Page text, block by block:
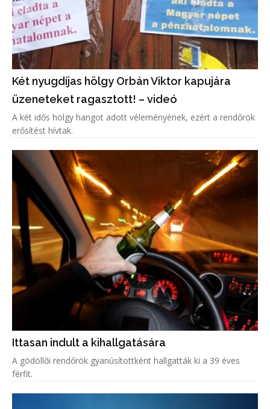
Két nyugdíjas hölgy Orbán Viktor kapujára
üzeneteket ragasztott! – videó
A két idős hölgy hangot adott véleményének, ezért a rendőrök
erősítést hívtak.
Ittasan indult a kihallgatására
A gödöllői rendőrök gyanúsítottként hallgatták ki a 39 éves
férfit.